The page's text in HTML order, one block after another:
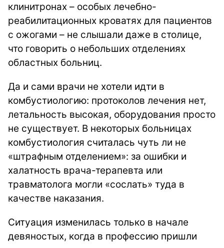
клинитронах – особых лечебно-
реабилитационных кроватях для пациентов
с ожогами – не слышали даже в столице,
что говорить о небольших отделениях
областных больниц.
Да и сами врачи не хотели идти в
комбустиологию: протоколов лечения нет,
летальность высокая, оборудования просто
не существует. В некоторых больницах
комбустиология считалась чуть ли не
«штрафным отделением»: за ошибки и
халатность врача-терапевта или
травматолога могли «сослать» туда в
качестве наказания.
Ситуация изменилась только в начале
девяностых, когда в профессию пришли